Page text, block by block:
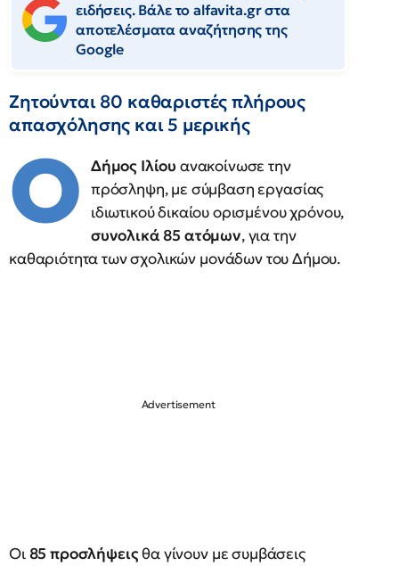
ειδήσεις. Βάλε το alfavita.gr στα
αποτελέσματα αναζήτησης της
Google
Ζητούνται 80 καθαριστές πλήρους
απασχόλησης και 5 μερικής
Ο Δήμος Ιλίου ανακοίνωσε την
πρόσληψη, με σύμβαση εργασίας
ιδιωτικού δικαίου ορισμένου χρόνου,
συνολικά 85 ατόμων, για την
καθαριότητα των σχολικών μονάδων του Δήμου.
Οι85 προσλήψειςθα γίνουν με συμβάσεις